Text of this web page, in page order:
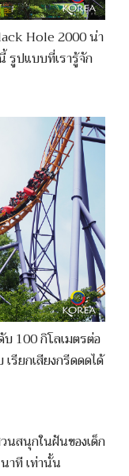
Hole 2000 น่า
รูปแบบที่เรารู้จัก
บ 100 กิโลเมตรต่อ
รียกเสียงกรีดดดได้
นสนุกในฝันของเด็ก
าที เท่านั้น